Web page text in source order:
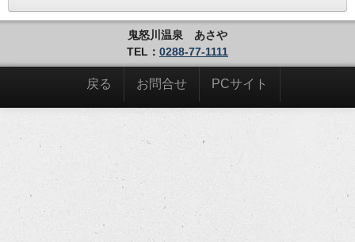
鬼怒川温泉 あさや
TEL： 0288-77-1111
戻る お問合せ PCサイト